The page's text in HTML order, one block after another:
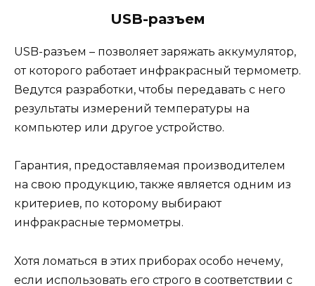
USB-разъем
USB-разъем – позволяет заряжать аккумулятор,
от которого работает инфракрасный термометр.
Ведутся разработки, чтобы передавать с него
результаты измерений температуры на
компьютер или другое устройство.
Гарантия, предоставляемая производителем
на свою продукцию, также является одним из
критериев, по которому выбирают
инфракрасные термометры.
Хотя ломаться в этих приборах особо нечему,
если использовать его строго в соответствии с